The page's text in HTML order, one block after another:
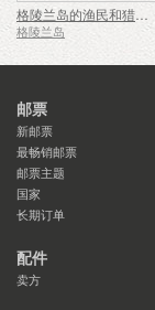
格陵兰岛的渔民和猎人节
格陵兰岛
邮票
新邮票
最畅销邮票
邮票主题
国家
长期订单
配件
卖方